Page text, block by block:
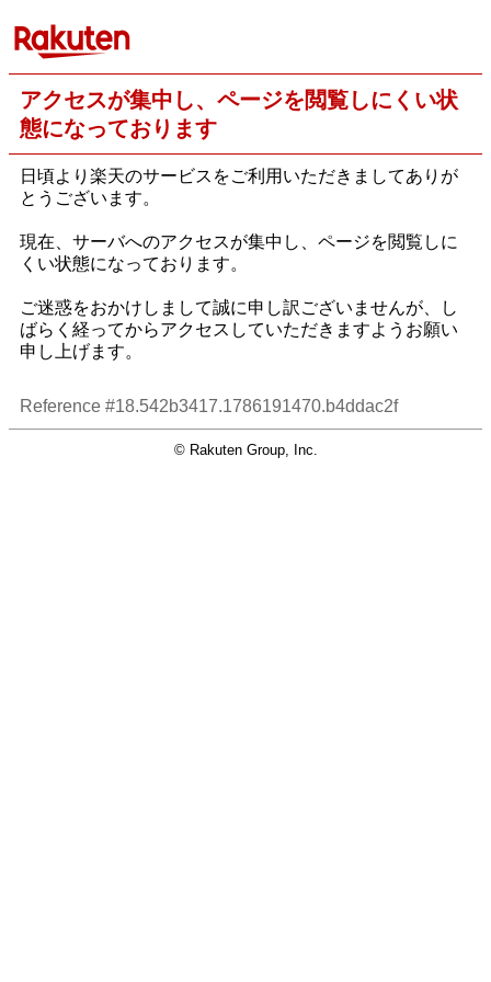
アクセスが集中し、ページを閲覧しにくい状
態になっております
日頃より楽天のサービスをご利用いただきましてありが
とうございます。
現在、サーバへのアクセスが集中し、ページを閲覧しに
くい状態になっております。
ご迷惑をおかけしまして誠に申し訳ございませんが、し
ばらく経ってからアクセスしていただきますようお願い
申し上げます。
Reference #18.542b3417.1786191470.b4ddac2f
© Rakuten Group, Inc.